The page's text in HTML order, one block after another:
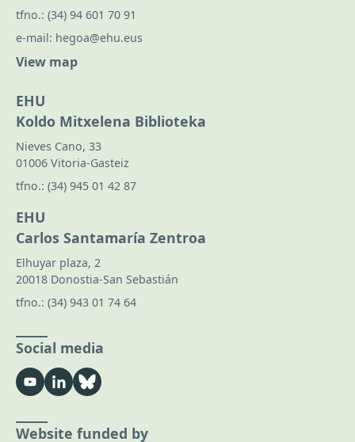
tfno.: (34) 94 601 70 91
e-mail: hegoa@ehu.eus
View map
EHU
Koldo Mitxelena Biblioteka
Nieves Cano, 33
01006 Vitoria-Gasteiz
tfno.: (34) 945 01 42 87
EHU
Carlos Santamaría Zentroa
Elhuyar plaza, 2
20018 Donostia-San Sebastián
tfno.: (34) 943 01 74 64
Social media
Website funded by